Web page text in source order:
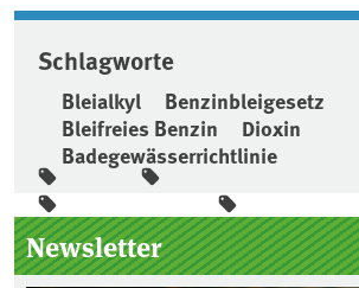
Schlagworte
Bleialkyl
Benzinbleigesetz
Bleifreies Benzin
Dioxin
Badegewässerrichtlinie
Seitenleiste
Newsletter